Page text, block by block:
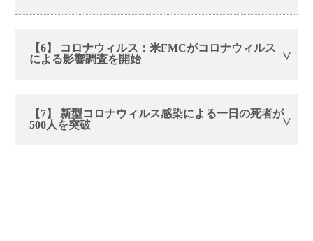
【6】 コロナウィルス：米FMCがコロナウィルス
による影響調査を開始
【7】 新型コロナウィルス感染による一日の死者が
500人を突破